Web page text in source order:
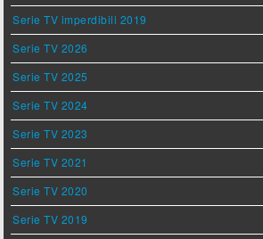
Serie TV imperdibili 2019
Serie TV 2026
Serie TV 2025
Serie TV 2024
Serie TV 2023
Serie TV 2021
Serie TV 2020
Serie TV 2019